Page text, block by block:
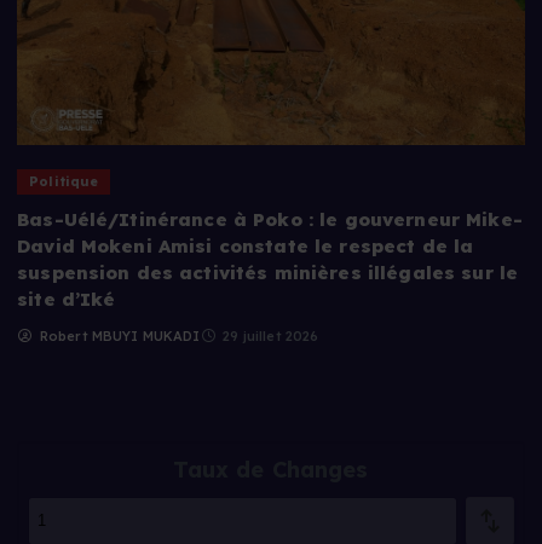
Bas-Uélé/Itinérance à Poko : le gouverneur Mike-
David Mokeni Amisi constate le respect de la
suspension des activités minières illégales sur le
site d’Iké